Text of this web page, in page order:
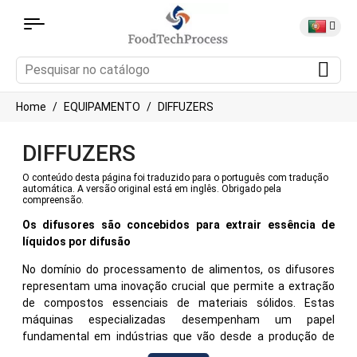
Home EQUIPAMENTO DIFFUZERS
DIFFUZERS
O conteúdo desta página foi traduzido para o português com tradução
automática. A versão original está em inglês. Obrigado pela
compreensão.
Os difusores são concebidos para extrair essência de
líquidos por difusão
No domínio do processamento de alimentos, os difusores
representam uma inovação crucial que permite a extração
de compostos essenciais de materiais sólidos. Estas
máquinas especializadas desempenham um papel
fundamental em indústrias que vão desde a produção de
bebidas à farmacêutica. Este guia completo mergulha no